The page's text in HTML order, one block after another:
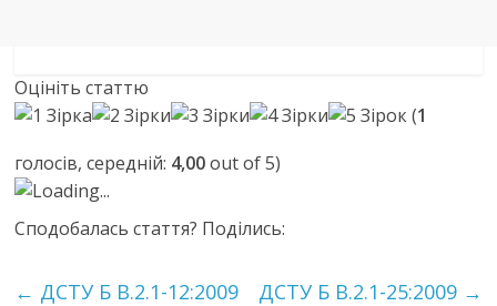
Оцініть статтю
(1
голосів, середній: 4,00out of 5)
Loading...
Сподобалась стаття? Поділись:
← ДСТУ Б В.2.1-12:2009 ДСТУ Б В.2.1-25:2009 →